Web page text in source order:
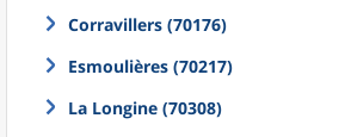
Corravillers (70176)
Esmoulières (70217)
La Longine (70308)